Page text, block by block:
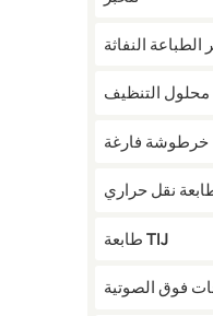
محلول التنظيف
خرطوشة فارغة
طابعة TIJ
فوق الصوتية